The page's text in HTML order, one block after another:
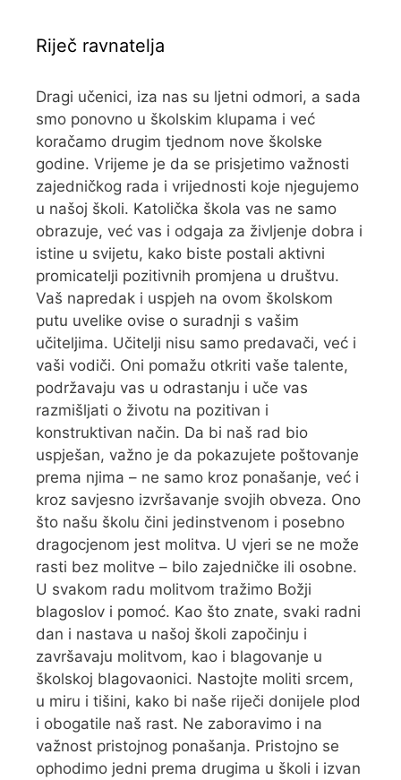
Riječ ravnatelja
Dragi učenici, iza nas su ljetni odmori, a sada
smo ponovno u školskim klupama i već
koračamo drugim tjednom nove školske
godine. Vrijeme je da se prisjetimo važnosti
zajedničkog rada i vrijednosti koje njegujemo
u našoj školi. Katolička škola vas ne samo
obrazuje, već vas i odgaja za življenje dobra i
istine u svijetu, kako biste postali aktivni
promicatelji pozitivnih promjena u društvu.
Vaš napredak i uspjeh na ovom školskom
putu uvelike ovise o suradnji s vašim
učiteljima. Učitelji nisu samo predavači, već i
vaši vodiči. Oni pomažu otkriti vaše talente,
podržavaju vas u odrastanju i uče vas
razmišljati o životu na pozitivan i
konstruktivan način. Da bi naš rad bio
uspješan, važno je da pokazujete poštovanje
prema njima – ne samo kroz ponašanje, već i
kroz savjesno izvršavanje svojih obveza. Ono
što našu školu čini jedinstvenom i posebno
dragocjenom jest molitva. U vjeri se ne može
rasti bez molitve – bilo zajedničke ili osobne.
U svakom radu molitvom tražimo Božji
blagoslov i pomoć. Kao što znate, svaki radni
dan i nastava u našoj školi započinju i
završavaju molitvom, kao i blagovanje u
školskoj blagovaonici. Nastojte moliti srcem,
u miru i tišini, kako bi naše riječi donijele plod
i obogatile naš rast. Ne zaboravimo i na
važnost pristojnog ponašanja. Pristojno se
ophodimo jedni prema drugima u školi i izvan